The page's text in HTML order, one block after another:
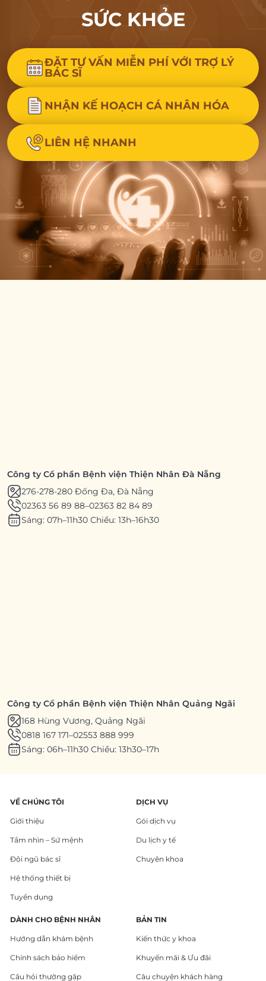
SỨC KHỎE
ĐẶT TƯ VẤN MIỄN PHÍ VỚI TRỢ LÝ
BÁC SĨ
NHẬN KẾ HOẠCH CÁ NHÂN HÓA
LIÊN HỆ NHANH
Công ty Cổ phần Bệnh viện Thiện Nhân Đà Nẵng
276-278-280 Đống Đa, Đà Nẵng
02363 56 89 88–02363 82 84 89
Sáng: 07h–11h30 Chiều: 13h–16h30
Công ty Cổ phần Bệnh viện Thiện Nhân Quảng Ngãi
168 Hùng Vương, Quảng Ngãi
0818 167 171–02553 888 999
Sáng: 06h–11h30 Chiều: 13h30–17h
VỀ CHÚNG TÔI
Giới thiệu
Tầm nhìn – Sứ mệnh
Đội ngũ bác sĩ
Hệ thống thiết bị
Tuyển dụng
DỊCH VỤ
Gói dịch vụ
Du lịch y tế
Chuyên khoa
DÀNH CHO BỆNH NHÂN
Hướng dẫn khám bệnh
Chính sách bảo hiểm
Câu hỏi thường gặp
BẢN TIN
Kiến thức y khoa
Khuyến mãi & Ưu đãi
Câu chuyện khách hàng